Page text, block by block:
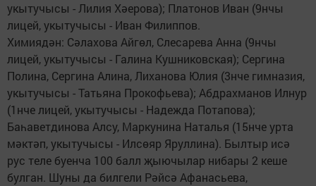
укытучысы - Лилия Хәерова); Платонов Иван (9нчы
лицей, укытучысы - Иван Филиппов.
Химиядән: Сәлахова Айгөл, Слесарева Анна (9нчы
лицей, укытучысы - Галина Кушниковская); Сергина
Полина, Сергина Алина, Лиханова Юлия (3нче гимназия,
укытучысы - Татьяна Прокофьева); Абдрахманов Илнур
(1нче лицей, укытучысы - Надежда Потапова);
Баһаветдинова Алсу, Маркунина Наталья (15нче урта
мәктәп, укытучысы - Илсөяр Яруллина). Былтыр исә
рус теле буенча 100 балл җыючылар нибары 2 кеше
булган. Шуны да билгели Рәйсә Афанасьева,